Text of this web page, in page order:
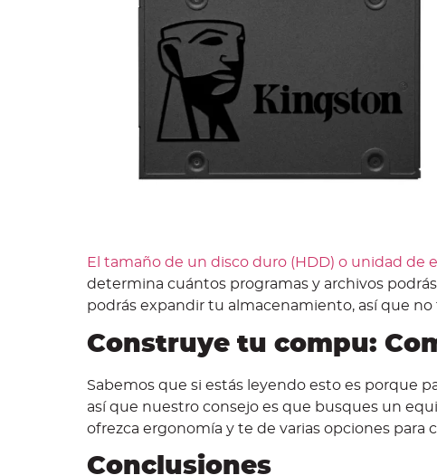
El tamaño de un disco duro (HDD) o unidad de
determina cuántos programas y archivos
podrás expandir tu almacenamiento, así que no
Construye tu compu:
Sabemos que si estás leyendo esto es porque
así que nuestro consejo es que busques un
ofrezca ergonomía y te de varias opciones para
Conclusiones